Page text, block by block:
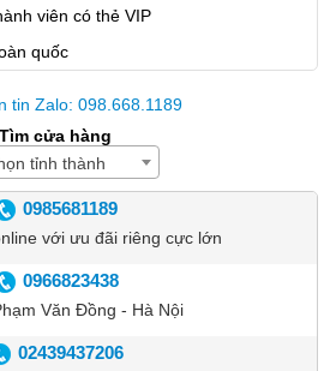
viên có thẻ VIP
quốc
tin Zalo: 098.668.1189
Tìm cửa hàng
tỉnh thành
0985681189
với ưu đãi riêng cực lớn
0966823438
Văn Đồng - Hà Nội
02439437206